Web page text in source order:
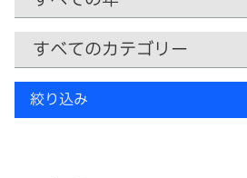
カ
ゴ
リ
キ
ワ
絞り込み